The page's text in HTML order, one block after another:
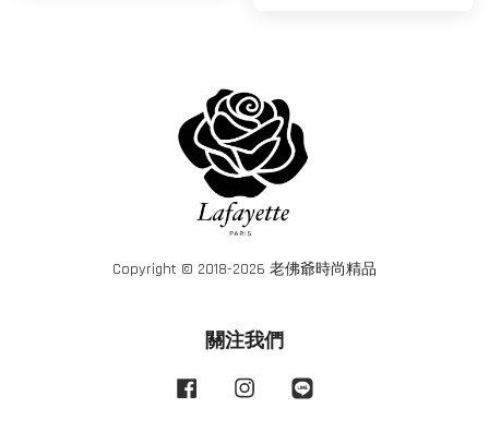
Copyright © 2018-2026 老佛爺時尚精品
關注我們
Facebook Instagram